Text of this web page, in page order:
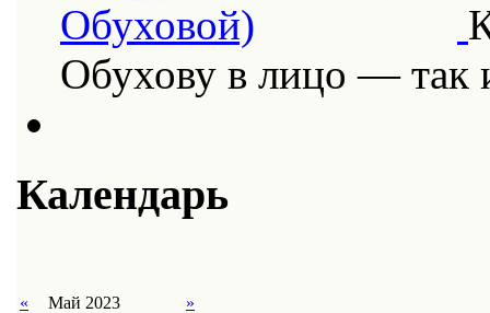
Обухову в лицо —
Календарь
« Май 2023
»